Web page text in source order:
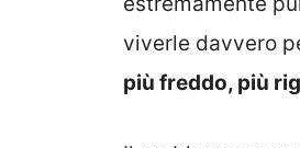
viverle davvero
più freddo, più